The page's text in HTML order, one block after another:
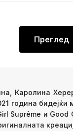
Преглед
Каролина
година бидејќи
Suprême и Good